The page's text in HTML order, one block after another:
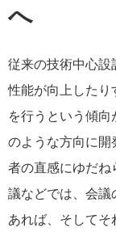
へ
従来の技術中心
性能が向上した
を行うという傾
のような方向に
者の直感にゆだね
議などでは、会
あれば、そして